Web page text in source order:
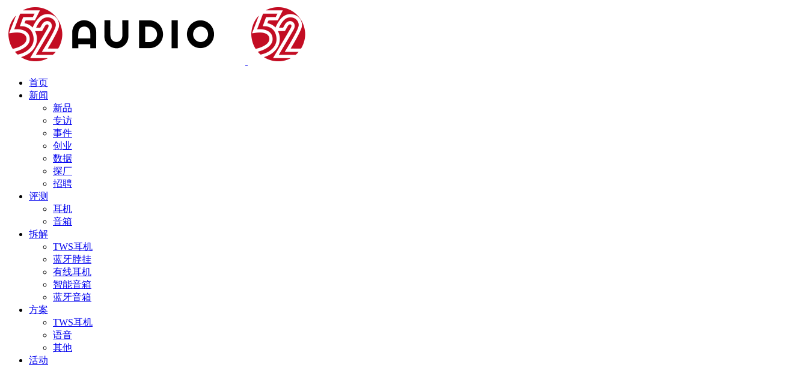
首页
新闻
新品
专访
事件
创业
数据
探厂
招聘
评测
耳机
音箱
拆解
TWS耳机
蓝牙脖挂
有线耳机
智能音箱
蓝牙音箱
方案
TWS耳机
语音
其他
活动